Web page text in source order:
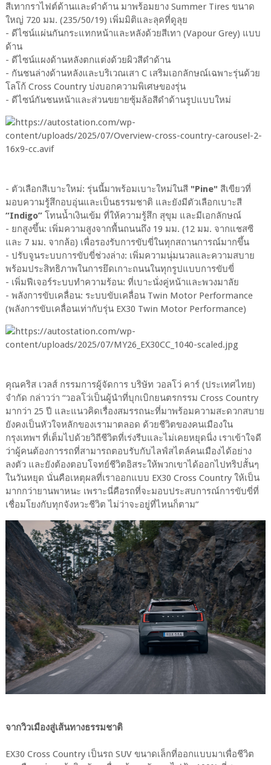
สีเทากราไฟต์ด้านและดำด้าน มาพร้อมยาง Summer Tires ขนาด
ใหญ่ 720 มม. (235/50/19) เพิ่มมิติและลุคที่ดูลุย
- ดีไซน์แผ่นกันกระแทกหน้าและหลังด้วยสีเทา (Vapour Grey) แบบ
ด้าน
- ดีไซน์แผงด้านหลังตกแต่งด้วยผิวสีดำด้าน
- กันชนล่างด้านหลังและบริเวณเสา C เสริมเอกลักษณ์เฉพาะรุ่นด้วย
โลโก้ Cross Country บ่งบอกความพิเศษของรุ่น
- ดีไซน์กันชนหน้าและส่วนขยายซุ้มล้อสีดำด้านรูปแบบใหม่
- ตัวเลือกสีเบาะใหม่: รุ่นนี้มาพร้อมเบาะใหม่ในสี "Pine" สีเขียวที่
มอบความรู้สึกอบอุ่นและเป็นธรรมชาติ และยังมีตัวเลือกเบาะสี
“Indigo”โทนน้ำเงินเข้ม ที่ให้ความรู้สึก สุขุม และมีเอกลักษณ์
- ยกสูงขึ้น: เพิ่มความสูงจากพื้นถนนถึง 19 มม. (12 มม. จากแชสซี
และ 7 มม. จากล้อ) เพื่อรองรับการขับขี่ในทุกสถานการณ์มากขึ้น
- ปรับจูนระบบการขับขี่ช่วงล่าง: เพิ่มความนุ่มนวลและความสบาย
พร้อมประสิทธิภาพในการยึดเกาะถนนในทุกรูปแบบการขับขี่
- เพิ่มฟีเจอร์ระบบทำความร้อน: ที่เบาะนั่งคู่หน้าและพวงมาลัย
- พลังการขับเคลื่อน: ระบบขับเคลื่อน Twin Motor Performance
(พลังการขับเคลื่อนเท่ากับรุ่น EX30 Twin Motor Performance)
คุณคริส เวลส์ กรรมการผู้จัดการ บริษัท วอลโว่ คาร์ (ประเทศไทย)
จำกัด กล่าวว่า “วอลโว่เป็นผู้นำที่บุกเบิกยนตรกรรม Cross Country
มากว่า 25 ปี และแนวคิดเรื่องสมรรถนะที่มาพร้อมความสะดวกสบาย
ยังคงเป็นหัวใจหลักของเรามาตลอด ด้วยชีวิตของคนเมืองใน
กรุงเทพฯ ที่เต็มไปด้วยวิถีชีวิตที่เร่งรีบและไม่เคยหยุดนิ่ง เราเข้าใจดี
ว่าผู้คนต้องการรถที่สามารถตอบรับกับไลฟ์สไตล์คนเมืองได้อย่าง
ลงตัว และยังต้องตอบโจทย์ชีวิตอิสระให้พวกเขาได้ออกไปทริปสั้นๆ
ในวันหยุด นั่นคือเหตุผลที่เราออกแบบ EX30 Cross Country ให้เป็น
มากกว่ายานพาหนะ เพราะนี่คือรถที่จะมอบประสบการณ์การขับขี่ที่
เชื่อมโยงกับทุกจังหวะชีวิต ไม่ว่าจะอยู่ที่ไหนก็ตาม”
จากวิวเมืองสู่เส้นทางธรรมชาติ
EX30 Cross Country เป็นรถ SUV ขนาดเล็กที่ออกแบบมาเพื่อชีวิต